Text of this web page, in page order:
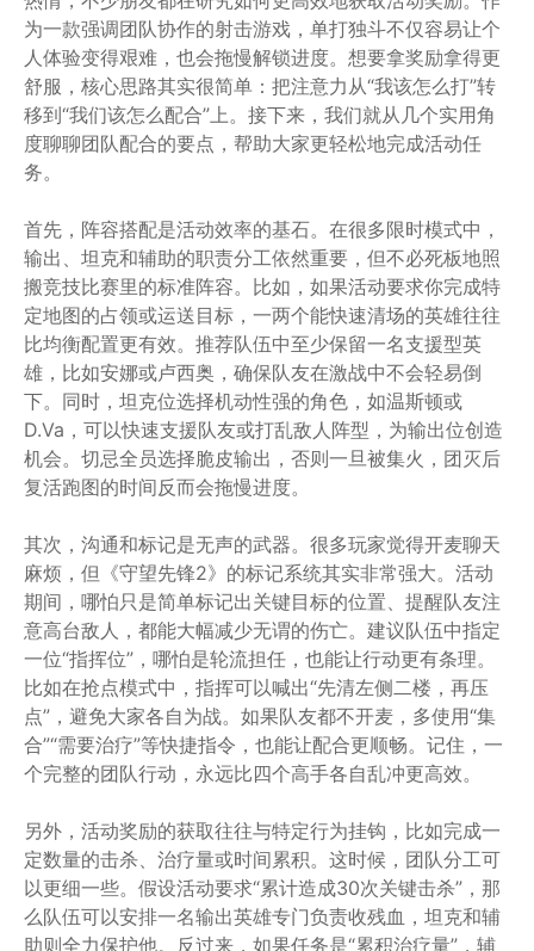
为一款强调团队协作的射击游戏，单打独斗不仅容易让个
人体验变得艰难，也会拖慢解锁进度。想要拿奖励拿得更
舒服，核心思路其实很简单：把注意力从“我该怎么打”转
移到“我们该怎么配合”上。接下来，我们就从几个实用角
度聊聊团队配合的要点，帮助大家更轻松地完成活动任
务。
首先，阵容搭配是活动效率的基石。在很多限时模式中，
输出、坦克和辅助的职责分工依然重要，但不必死板地照
搬竞技比赛里的标准阵容。比如，如果活动要求你完成特
定地图的占领或运送目标，一两个能快速清场的英雄往往
比均衡配置更有效。推荐队伍中至少保留一名支援型英
雄，比如安娜或卢西奥，确保队友在激战中不会轻易倒
下。同时，坦克位选择机动性强的角色，如温斯顿或
D.Va，可以快速支援队友或打乱敌人阵型，为输出位创造
机会。切忌全员选择脆皮输出，否则一旦被集火，团灭后
复活跑图的时间反而会拖慢进度。
其次，沟通和标记是无声的武器。很多玩家觉得开麦聊天
麻烦，但《守望先锋2》的标记系统其实非常强大。活动
期间，哪怕只是简单标记出关键目标的位置、提醒队友注
意高台敌人，都能大幅减少无谓的伤亡。建议队伍中指定
一位“指挥位”，哪怕是轮流担任，也能让行动更有条理。
比如在抢点模式中，指挥可以喊出“先清左侧二楼，再压
点”，避免大家各自为战。如果队友都不开麦，多使用“集
合”“需要治疗”等快捷指令，也能让配合更顺畅。记住，一
个完整的团队行动，永远比四个高手各自乱冲更高效。
另外，活动奖励的获取往往与特定行为挂钩，比如完成一
定数量的击杀、治疗量或时间累积。这时候，团队分工可
以更细一些。假设活动要求“累计造成30次关键击杀”，那
么队伍可以安排一名输出英雄专门负责收残血，坦克和辅
助则全力保护他。反过来，如果任务是“累积治疗量”，辅